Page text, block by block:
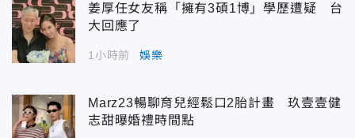
姜厚任女友稱「擁有3碩1博」學歷遭疑 台
大回應了
1小時前 娛樂
Marz23暢聊育兒經鬆口2胎計畫 玖壹壹健
志甜曝婚禮時間點